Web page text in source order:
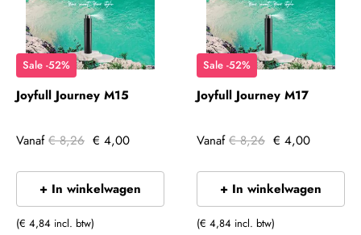
Sale -52%
Joyfull Journey M15
Vanaf € 8,26 € 4,00
+ In winkelwagen
(€ 4,84 incl. btw)
Sale -52%
Joyfull Journey M17
Vanaf € 8,26 € 4,00
+ In winkelwagen
(€ 4,84 incl. btw)